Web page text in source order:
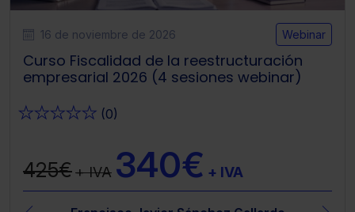
16 de noviembre de 2026 Webinar
Curso Fiscalidad de la reestructuración
empresarial 2026 (4 sesiones webinar)
★★★★★ (0)
425€+ IVA 340€ + IVA